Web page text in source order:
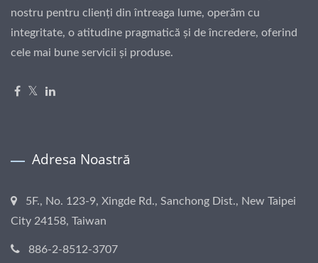
nostru pentru clienți din întreaga lume, operăm cu
integritate, o atitudine pragmatică și de încredere, oferind
cele mai bune servicii și produse.
Adresa Noastră
5F., No. 123-9, Xingde Rd., Sanchong Dist., New Taipei
City 24158, Taiwan
886-2-8512-3707